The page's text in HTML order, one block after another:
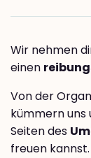
Wir nehmen
einen
Von der
kümmern uns
Seiten des
freuen kannst.